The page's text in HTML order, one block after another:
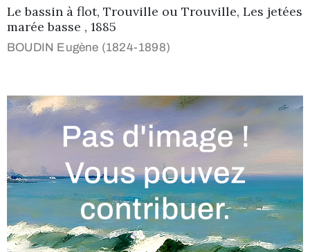
Le bassin à flot, Trouville ou Trouville, Les jetées
marée basse , 1885
BOUDIN Eugène (1824-1898)